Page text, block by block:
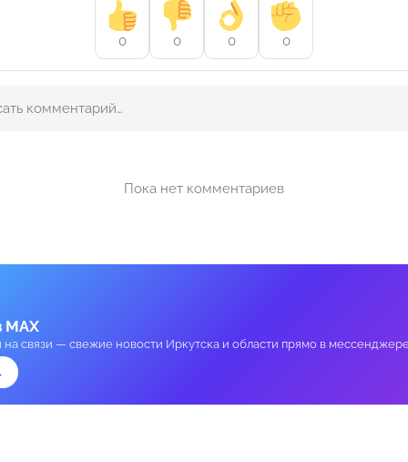
0 0 0 0
Пока нет комментариев
MAX
на связи — свежие новости Иркутска и области прямо в